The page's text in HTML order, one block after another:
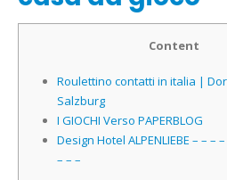
Content
Roulettino contatti in italia |
Salzburg
I GIOCHI Verso PAPERBLOG
Design Hotel ALPENLIEBE – – –
– – –